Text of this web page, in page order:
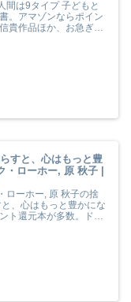
間は9タイプ 子どもと
。アマゾンならポイン
貴作品ほか、お急ぎ便
すと、心はもっと豊
ローホー, 原 秋子 |
ローホー, 原 秋子の捨
、心はもっと豊かにな
ト還元本が多数。ドミ